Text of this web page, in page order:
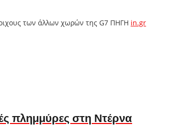
των άλλων χωρών της G7 ΠΗΓΗ in.gr
πλημμύρες στη Ντέρνα